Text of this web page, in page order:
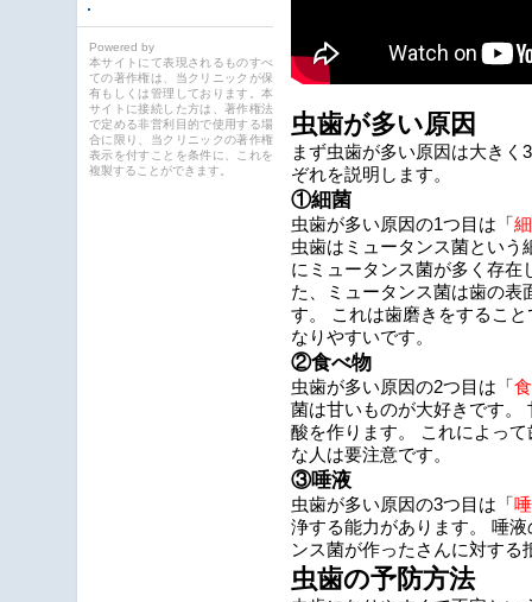
虫歯が多い原因
まず虫歯が多い原因は大き
ぞれを説明します。
①細菌
虫歯が多い原因の1つ目は「
虫歯はミュータンス菌という
にミュータンス菌が多く存在
た、ミュータンス菌は歯の表
す。 これは歯磨きをするこ
なりやすいです。
②食べ物
虫歯が多い原因の2つ目は「
菌は甘いものが大好きです。
酸を作ります。 これによっ
な人は要注意です。
③唾液
虫歯が多い原因の3つ目は「
浄する能力があります。 唾
ンス菌が作ったさんに対す
虫歯の予防方法
Powered by
本サイトにて表現されるものすべ
ての著作権は、当クリニックが保
有もしくは管理しております。本
サイトに接続した方は、著作権法
で定める非営利目的で使用する場
合に限り、当クリニックの著作権
表示を付すことを条件に、これを
複製することができます。